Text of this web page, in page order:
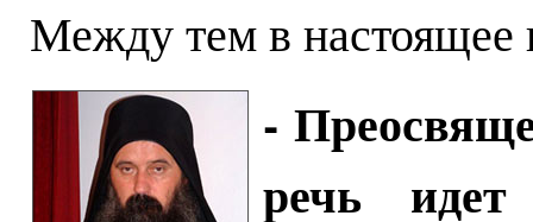
Между тем в настоящее
-
речь